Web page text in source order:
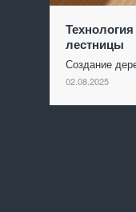
лестницы
Создание
02.08.2025